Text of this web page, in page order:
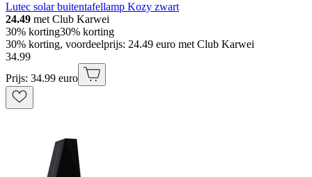
Lutec solar buitentafellamp Kozy zwart
24.49 met Club Karwei
30% korting30% korting
30% korting, voordeelprijs: 24.49 euro met Club Karwei
34.99
Prijs: 34.99 euro